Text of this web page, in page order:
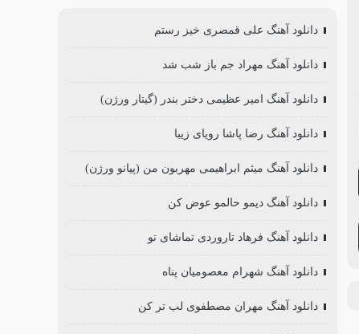
دانلود آهنگ علی قمصری خیز رستم
دانلود آهنگ مهراد جم باز شب شد
دانلود آهنگ امیر عظیمی دختر بندر (گیتار ورژن)
دانلود آهنگ رضا پاشا رویای زیبا
دانلود آهنگ میثم ابراهیمی مهربون من (پیانو ورژن)
دانلود آهنگ دیمو حالمو عوض کن
دانلود آهنگ فرهاد تاروردی تماشای تو
دانلود آهنگ شهرام معصومیان پناه
دانلود آهنگ مهران مصطفوی لب تر کن